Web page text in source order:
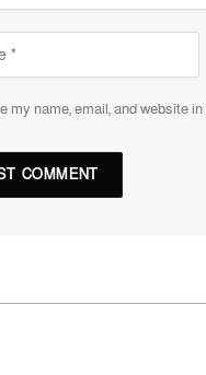
my name, email, and website